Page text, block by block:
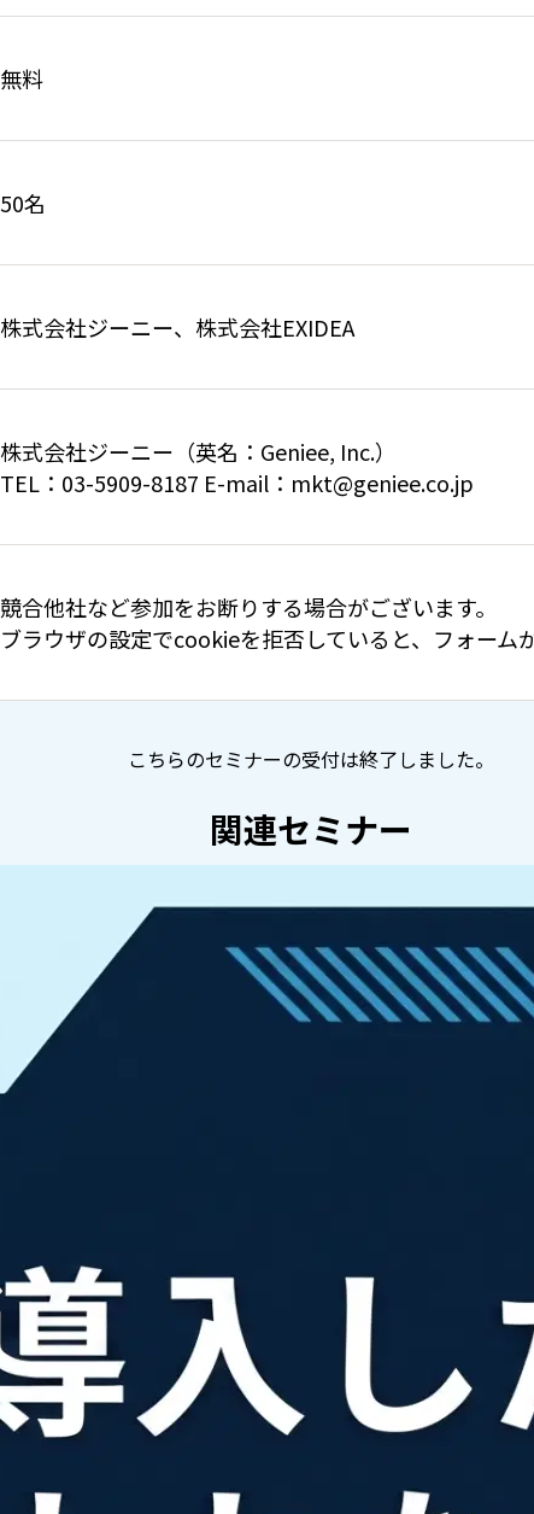
無料
50名
株式会社ジーニー、株式会社EXIDEA
株式会社ジーニー（英名：Geniee, Inc.）
TEL：03-5909-8187 E-mail：mkt@geniee.co.jp
競合他社など参加をお断りする場合がございます。
ブラウザの設定でcookieを拒否していると、フォーム
こちらのセミナーの受付は終了しました。
関連セミナー